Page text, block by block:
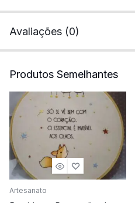
Avaliações (0)
Produtos Semelhantes
Artesanato